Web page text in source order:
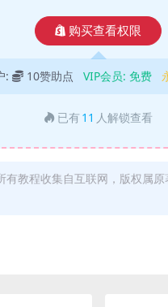
购买查看权限
: 10赞助点 VIP会员: 免费
已有 11 人解锁查看
教程收集自互联网，版权属